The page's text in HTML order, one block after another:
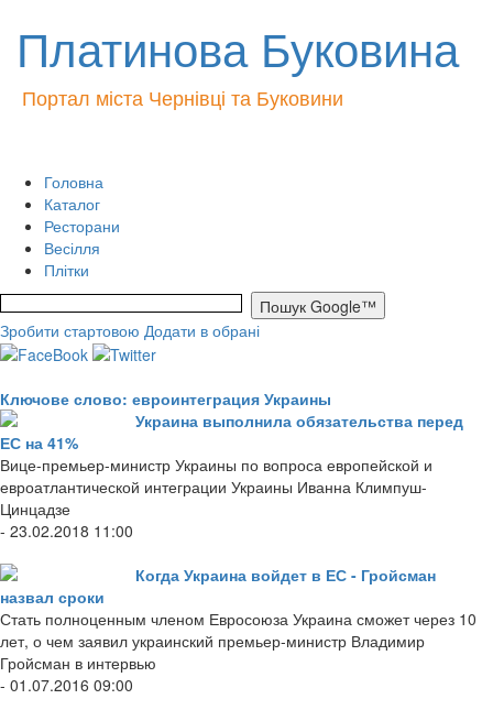
Платинова Буковина
Портал міста Чернівці та Буковини
Головна
Каталог
Ресторани
Весілля
Плітки
Зробити стартовою Додати в обрані
Ключове слово: евроинтеграция Украины
Украина выполнила обязательства перед
ЕС на 41%
Вице-премьер-министр Украины по вопроса европейской и
евроатлантической интеграции Украины Иванна Климпуш-
Цинцадзе
- 23.02.2018 11:00
Когда Украина войдет в ЕС - Гройсман
назвал сроки
Стать полноценным членом Евросоюза Украина сможет через 10
лет, о чем заявил украинский премьер-министр Владимир
Гройсман в интервью
- 01.07.2016 09:00